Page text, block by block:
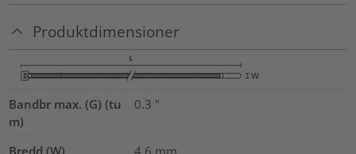
Produktdimensioner
Bandbr max. (G) (tu
m)
0.3 "
Bredd (W) 4.6 mm